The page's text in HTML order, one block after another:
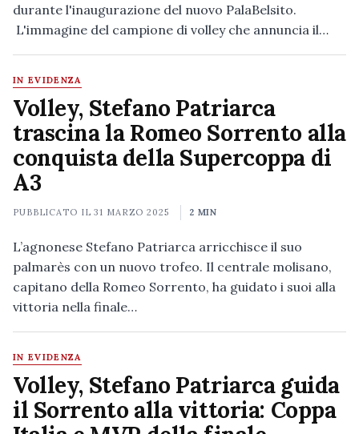
durante l'inaugurazione del nuovo PalaBelsito.
L'immagine del campione di volley che annuncia il…
IN EVIDENZA
Volley, Stefano Patriarca
trascina la Romeo Sorrento alla
conquista della Supercoppa di
A3
PUBBLICATO IL31 MARZO 2025 2 MIN
L’agnonese Stefano Patriarca arricchisce il suo
palmarès con un nuovo trofeo. Il centrale molisano,
capitano della Romeo Sorrento, ha guidato i suoi alla
vittoria nella finale…
IN EVIDENZA
Volley, Stefano Patriarca guida
il Sorrento alla vittoria: Coppa